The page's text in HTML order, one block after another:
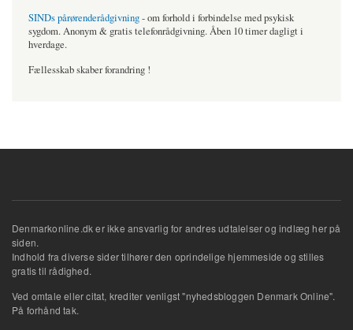
SINDs pårørenderådgivning- om forhold i forbindelse med psykisk
sygdom. Anonym & gratis telefonrådgivning. Åben 10 timer dagligt i
hverdage.
Fællesskab skaber forandring !
Denmarkonline.dk er ikke ansvarlig for andres udtalelser og indlæg her på
siden.
Indhold fra diverse sider tilhører den oprindelige hjemmeside og stilles
gratis til rådighed.
Ved omtale eller citat, krediter venligst "nyhedsbloggen Denmark Online".
På forhånd tak.